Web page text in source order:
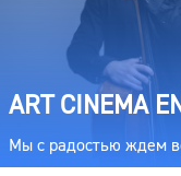
ART CINEMA
Мы с радостью ждем